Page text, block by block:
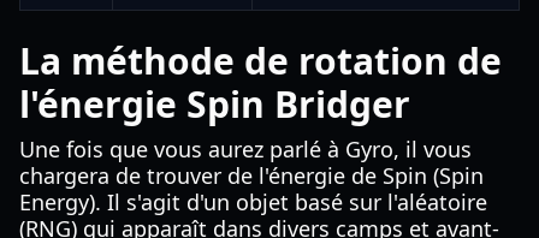
La méthode de rotation de
l'énergie Spin Bridger
Une fois que vous aurez parlé à Gyro, il vous
chargera de trouver de l'énergie de Spin (Spin
Energy). Il s'agit d'un objet basé sur l'aléatoire
(RNG) qui apparaît dans divers camps et avant-